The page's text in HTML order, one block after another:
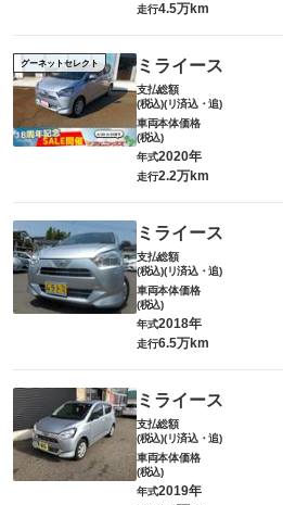
走行4.5万km
グーネットセレクト ミライース
支払総額
(税込)(リ済込・追)
車両本体価格
(税込)
年式2020年
走行2.2万km
ミライース
支払総額
(税込)(リ済込・追)
車両本体価格
(税込)
年式2018年
走行6.5万km
ミライース
支払総額
(税込)(リ済込・追)
車両本体価格
(税込)
年式2019年